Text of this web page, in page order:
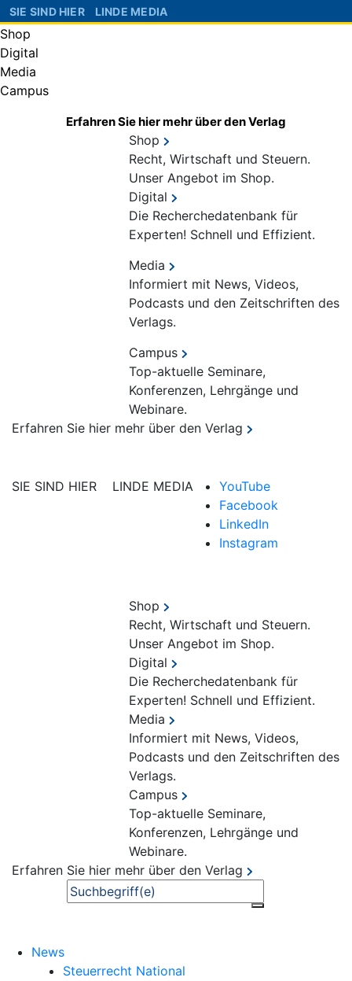
SIE SIND HIER LINDE MEDIA
Shop
Digital
Media
Campus
Erfahren Sie hier mehr über den Verlag
Shop
Recht, Wirtschaft und Steuern.
Unser Angebot im Shop.
Digital
Die Recherchedatenbank für
Experten! Schnell und Effizient.
Media
Informiert mit News, Videos,
Podcasts und den Zeitschriften des
Verlags.
Campus
Top-aktuelle Seminare,
Konferenzen, Lehrgänge und
Webinare.
Erfahren Sie hier mehr über den Verlag
SIE SIND HIER LINDE MEDIA
YouTube
Facebook
LinkedIn
Instagram
Shop
Recht, Wirtschaft und Steuern.
Unser Angebot im Shop.
Digital
Die Recherchedatenbank für
Experten! Schnell und Effizient.
Media
Informiert mit News, Videos,
Podcasts und den Zeitschriften des
Verlags.
Campus
Top-aktuelle Seminare,
Konferenzen, Lehrgänge und
Webinare.
Erfahren Sie hier mehr über den Verlag
Suche
News
Steuerrecht National